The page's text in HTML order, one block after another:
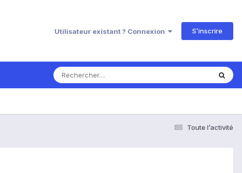
Utilisateur existant ? Connexion S’inscrire
Toute l’activité